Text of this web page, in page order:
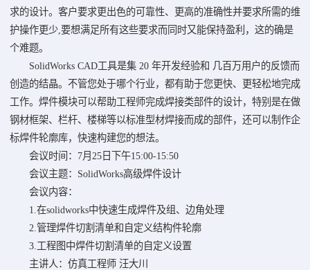
求的设计。客户要求更出色的可靠性、更高的准确性并要求所需的维
护操作更少,要想满足所有这些要求而同时又能保持盈利，这的确是
个难题。
SolidWorks CAD工具是集 20 年开发经验和 几百万用户的反馈而
创造的结晶。不管您处于哪个行业，都有助于您更快、更轻松地完成
工作。焊件模块可以帮助工程师完成焊接类部件的设计，特别是在做
钢材框架、栏杆、楼梯等以标准型材焊接而成的部件，还可以制作企
标焊件轮廓库，快速构建您的想法。
会议时间：7月25日下午15:00-15:50
会议主题：SolidWorks高级焊件设计
会议内容：
1.在solidworks中快速生成焊件及组、边角处理
2.管理焊件切割清单和自定义结构件轮廓
3.工程图中焊件切割清单的自定义设置
主讲人：仿真工程师 汪大川